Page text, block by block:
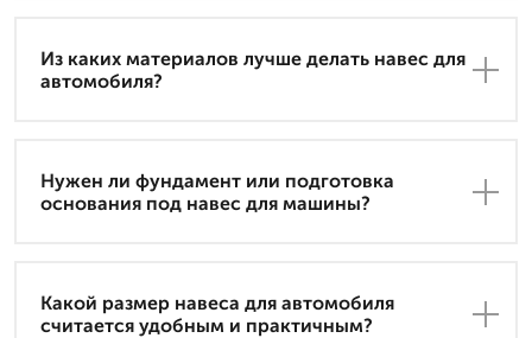
Из каких материалов лучше делать навес для
автомобиля?
Нужен ли фундамент или подготовка
основания под навес для машины?
Какой размер навеса для автомобиля
считается удобным и практичным?